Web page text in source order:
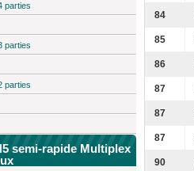
parties
parties
parties
semi-rapide Multiplex
84
85
86
87
87
87
90